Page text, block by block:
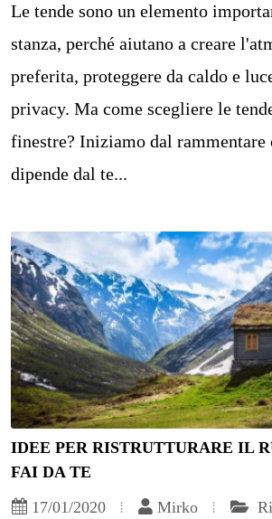
Le tende sono un elemento
stanza, perché aiutano a creare
preferita, proteggere da caldo e
privacy. Ma come scegliere le
finestre? Iniziamo dal rammentare
dipende dal te...
IDEE PER RISTRUTTURARE IL
FAI DA TE
17/01/2020
Mirko